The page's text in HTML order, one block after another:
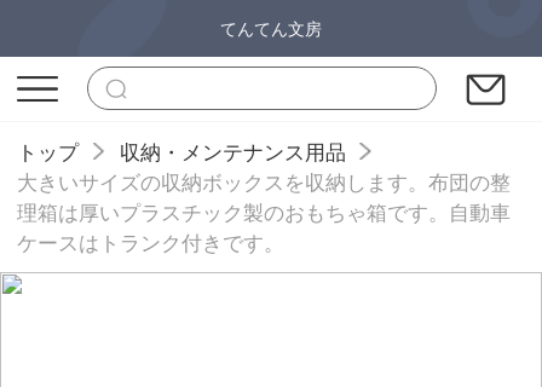
てんてん文房
トップ
収納・メンテナンス用品
大きいサイズの収納ボックスを収納します。布団の整
理箱は厚いプラスチック製のおもちゃ箱です。自動車
ケースはトランク付きです。